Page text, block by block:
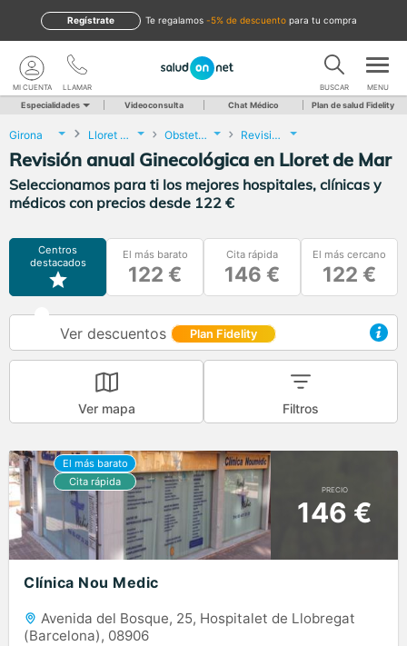
te regalamos -5% de descuento para tu compra
Regístrate
LLAMAR
MI CUENTA BUSCAR MENU
Especialidades Videoconsulta Chat Médico Plan de salud Fidelity
Girona Lloret de Mar Obstetricia y Ginecología Revisión anual Ginecológica
Revisión anual Ginecológica en Lloret de Mar
Seleccionamos para ti los mejores hospitales, clínicas y
médicos con precios desde 122 €
Centros
destacados
El más barato
122 €
Cita rápida
146 €
El más cercano
122 €
Ver descuentos Plan Fidelity
Ver mapa Filtros
PRECIO
146 €
Clínica Nou Medic
Avenida del Bosque, 25, Hospitalet de Llobregat
(Barcelona), 08906